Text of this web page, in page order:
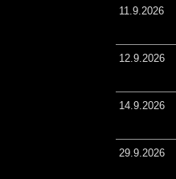
11.9.2026
12.9.2026
14.9.2026
29.9.2026